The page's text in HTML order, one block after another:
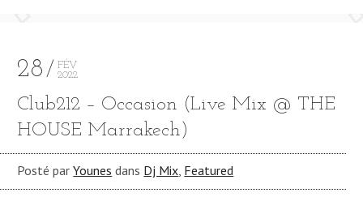
28
FÉV
2022
Club212 – Occasion (Live Mix @ THE
HOUSE Marrakech)
Posté parYounes dans Dj Mix, Featured